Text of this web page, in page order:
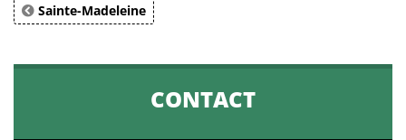
Sainte-Madeleine
CONTACT